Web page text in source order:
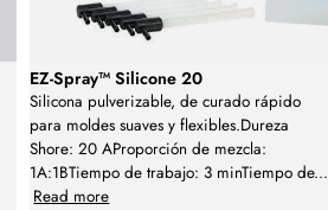
EZ-Spray™ Silicone 20
Silicona pulverizable, de curado rápido
para moldes suaves y flexibles.Dureza
Shore: 20 AProporción de mezcla:
1A:1BTiempo de trabajo: 3 minTiempo de...
Read more